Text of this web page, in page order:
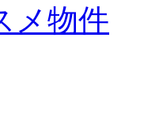
メ物件